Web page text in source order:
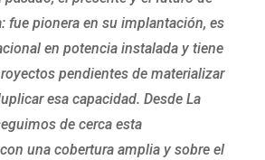
fue pionera en su implantación, es
en potencia instalada y tiene
pendientes de materializar
esa capacidad. Desde La
de cerca esta
una cobertura amplia y sobre el